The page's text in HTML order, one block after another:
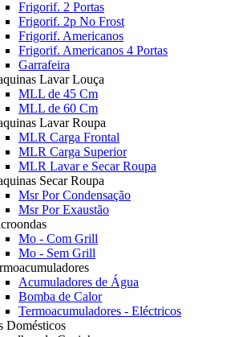
Frigorif. 2 Portas
Frigorif. 2p No Frost
Frigorif. Americanos
Frigorif. Americanos 4 Portas
Garrafeira
Lavar Louça
MLL de 45 Cm
MLL de 60 Cm
Lavar Roupa
MLR Carga Frontal
MLR Carga Superior
MLR Lavar e Secar Roupa
Secar Roupa
Msr Por Condensação
Msr Por Exaustão
Mo - Com Grill
Mo - Sem Grill
Acumuladores de Água
Bomba de Calor
Termoacumuladores - Eléctricos
Domésticos